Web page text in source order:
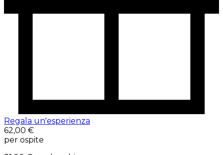
Regala un'esperienza
62,00 €
per ospite